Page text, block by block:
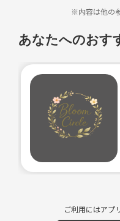
私自身、大人しいタイプなの
※内容は他の
あなたへのおす
ご利用にはアプ